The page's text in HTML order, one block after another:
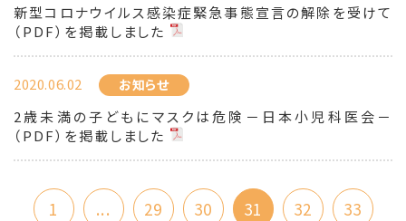
新型コロナウイルス感染症緊急事態宣言の解除を受けて
（PDF）を掲載しました
2020.06.02 お知らせ
2歳未満の子どもにマスクは危険－日本小児科医会－
（PDF）を掲載しました
1 ... 29 30 31 32
33